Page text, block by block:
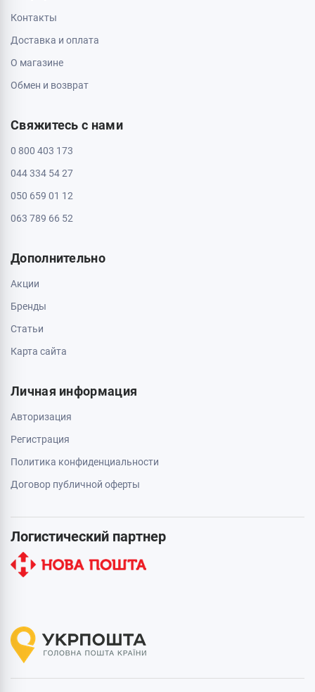
Контакты
Доставка и оплата
О магазине
Обмен и возврат
Свяжитесь с нами
0 800 403 173
044 334 54 27
050 659 01 12
063 789 66 52
Дополнительно
Акции
Бренды
Статьи
Карта сайта
Личная информация
Авторизация
Регистрация
Политика конфиденциальности
Договор публичной оферты
Логистический партнер